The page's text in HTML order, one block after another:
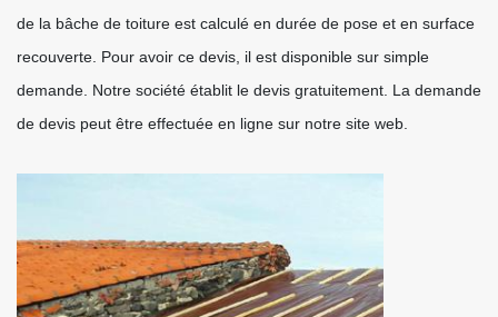
de la bâche de toiture est calculé en durée de pose et en surface
recouverte. Pour avoir ce devis, il est disponible sur simple
demande. Notre société établit le devis gratuitement. La demande
de devis peut être effectuée en ligne sur notre site web.